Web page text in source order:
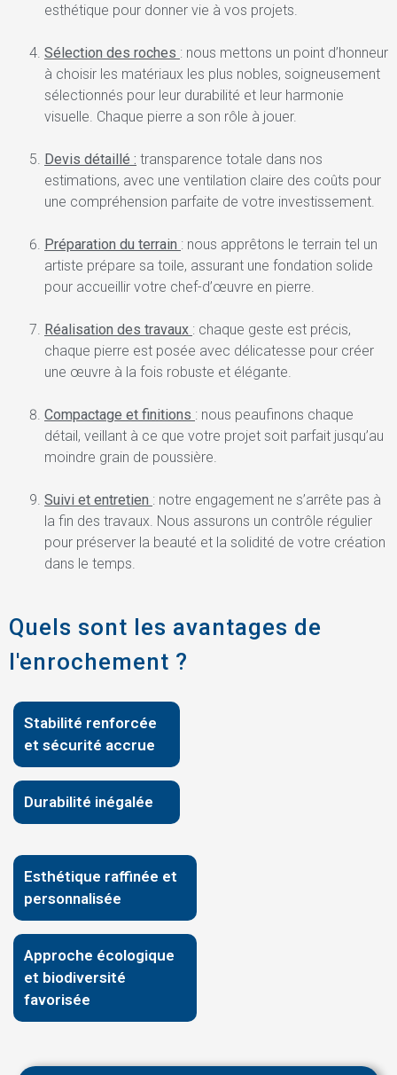
esthétique pour donner vie à vos projets.
Sélection des roches : nous mettons un point d’honneur
à choisir les matériaux les plus nobles, soigneusement
sélectionnés pour leur durabilité et leur harmonie
visuelle. Chaque pierre a son rôle à jouer.
Devis détaillé : transparence totale dans nos
estimations, avec une ventilation claire des coûts pour
une compréhension parfaite de votre investissement.
Préparation du terrain : nous apprêtons le terrain tel un
artiste prépare sa toile, assurant une fondation solide
pour accueillir votre chef-d’œuvre en pierre.
Réalisation des travaux : chaque geste est précis,
chaque pierre est posée avec délicatesse pour créer
une œuvre à la fois robuste et élégante.
Compactage et finitions : nous peaufinons chaque
détail, veillant à ce que votre projet soit parfait jusqu’au
moindre grain de poussière.
Suivi et entretien : notre engagement ne s’arrête pas à
la fin des travaux. Nous assurons un contrôle régulier
pour préserver la beauté et la solidité de votre création
dans le temps.
Quels sont les avantages de
l'enrochement ?
Stabilité renforcée
et sécurité accrue
Durabilité inégalée
Esthétique raffinée et
personnalisée
Approche écologique
et biodiversité
favorisée